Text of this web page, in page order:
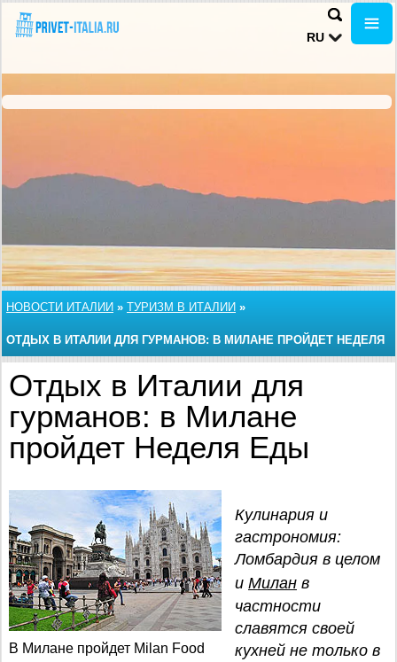
RU
НОВОСТИ ИТАЛИИ » ТУРИЗМ В ИТАЛИИ »
ОТДЫХ В ИТАЛИИ ДЛЯ ГУРМАНОВ: В МИЛАНЕ ПРОЙДЕТ НЕДЕЛЯ
ЕДЫ
Отдых в Италии для
гурманов: в Милане
пройдет Неделя Еды
В Милане пройдет Milan Food
Кулинария и
гастрономия:
Ломбардия в целом
и Милан в
частности
славятся своей
кухней не только в